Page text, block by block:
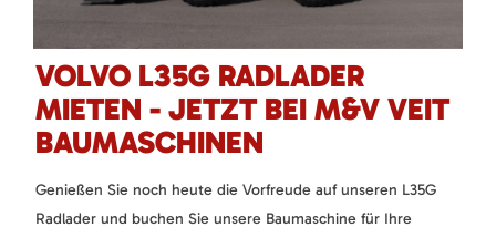
VOLVO L35G RADLADER
MIETEN - JETZT BEI M&V VEIT
BAUMASCHINEN
Genießen Sie noch heute die Vorfreude auf unseren L35G
Radlader und buchen Sie unsere Baumaschine für Ihre